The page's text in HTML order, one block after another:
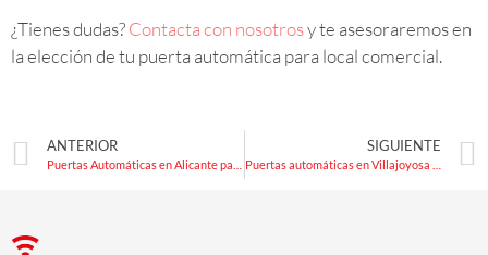
¿Tienes dudas?Contacta con nosotrosy te asesoraremos en
la elección de tu puerta automática para local comercial.
ANTERIOR SIGUIENTE